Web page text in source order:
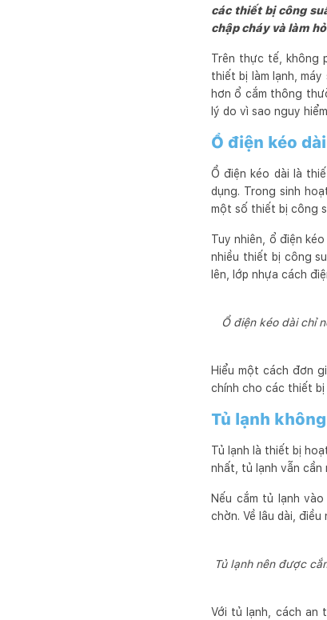
các thiết bị công
chập cháy và làm
Trên thực tế, không
thiết bị làm lạnh,
hơn ổ cắm thông
lý do vì sao nguy
Ổ điện kéo
Ổ điện kéo dài là
dụng. Trong sinh
một số thiết bị công
Tuy nhiên, ổ điện
nhiều thiết bị công
lên, lớp nhựa cách
Ổ điện kéo dài chỉ
Hiểu một cách đơn
chính cho các thiết
Tủ lạnh
Tủ lạnh là thiết bị
nhất, tủ lạnh vẫn cần
Nếu cắm tủ lạnh
chờn. Về lâu dài,
Tủ lạnh nên được
Với tủ lạnh, cách an